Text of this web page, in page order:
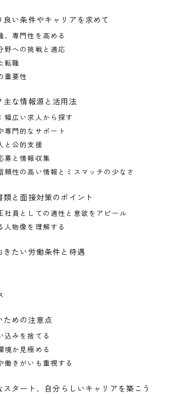
良い条件やキャリアを求めて
、専門性を高める
野への挑戦と適応
転職
重要性
な情報源と活用法
幅広い求人から探す
専門的なサポート
と公的支援
募と情報収集
頼性の高い情報とミスマッチの少なさ
と面接対策のポイント
員としての適性と意欲をアピール
人物像を理解する
たい労働条件と待遇
ための注意点
込みを捨てる
境か見極める
きがいも重視する
タート、自分らしいキャリアを築こう